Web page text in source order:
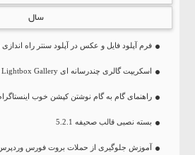
سال
فرم آپلود فایل و عکس در آپلود سنتر راه
اسکریپت گالری چندرسانه ای Simple Lightbox Gallery
راهنمای گام به گام نوشتن کپشن خوب
بسته نصبی قالب صحیفه 5.2.1
آموزش جلوگیری از حملات بروت فورس